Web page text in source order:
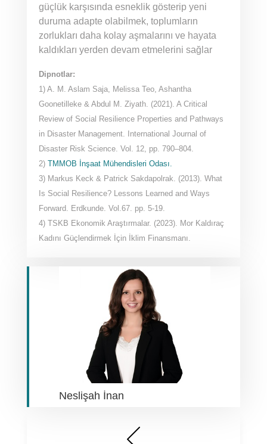
güçlük karşısında esneklik gösterip yeni
duruma adapte olabilmek, toplumların
zorlukları daha kolay aşmalarını ve hayata
kaldıkları yerden devam etmelerini sağlar
Dipnotlar:
1) A. M. Aslam Saja, Melissa Teo, Ashantha
Goonetilleke & Abdul M. Ziyath. (2021). A Critical
Review of Social Resilience Properties and Pathways
in Disaster Management. International Journal of
Disaster Risk Science. Vol. 12, pp. 790–804.
2) TMMOB İnşaat Mühendisleri Odası.
3) Markus Keck & Patrick Sakdapolrak. (2013). What
Is Social Resilience? Lessons Learned and Ways
Forward. Erdkunde. Vol.67. pp. 5-19.
4) TSKB Ekonomik Araştırmalar. (2023). Mor Kaldıraç
Kadını Güçlendirmek İçin İklim Finansmanı.
Neslişah İnan